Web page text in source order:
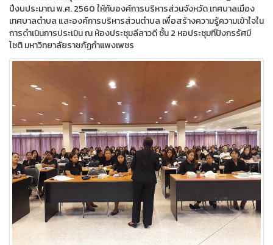
ปีงบประมาณ พ.ศ. 2560 ให้กับองค์การบริหารส่วนจังหวัด เทศบาลเมือง
เทศบาลตำบล และองค์การบริหารส่วนตำบล เพื่อสร้างความรู้ความเข้าใจใน
การดำเนินการประเมิน ณ ห้องประชุมลีลาวดี ชั้น 2 หอประชุมทีปังกรรัศมี
โชติ มหาวิทยาลัยราชภัฏกำแพงเพชร